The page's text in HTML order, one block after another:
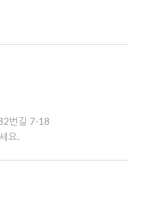
번길 7-18
요.